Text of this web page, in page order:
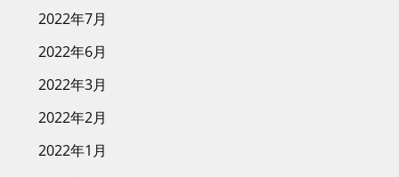
2022年7月
2022年6月
2022年3月
2022年2月
2022年1月